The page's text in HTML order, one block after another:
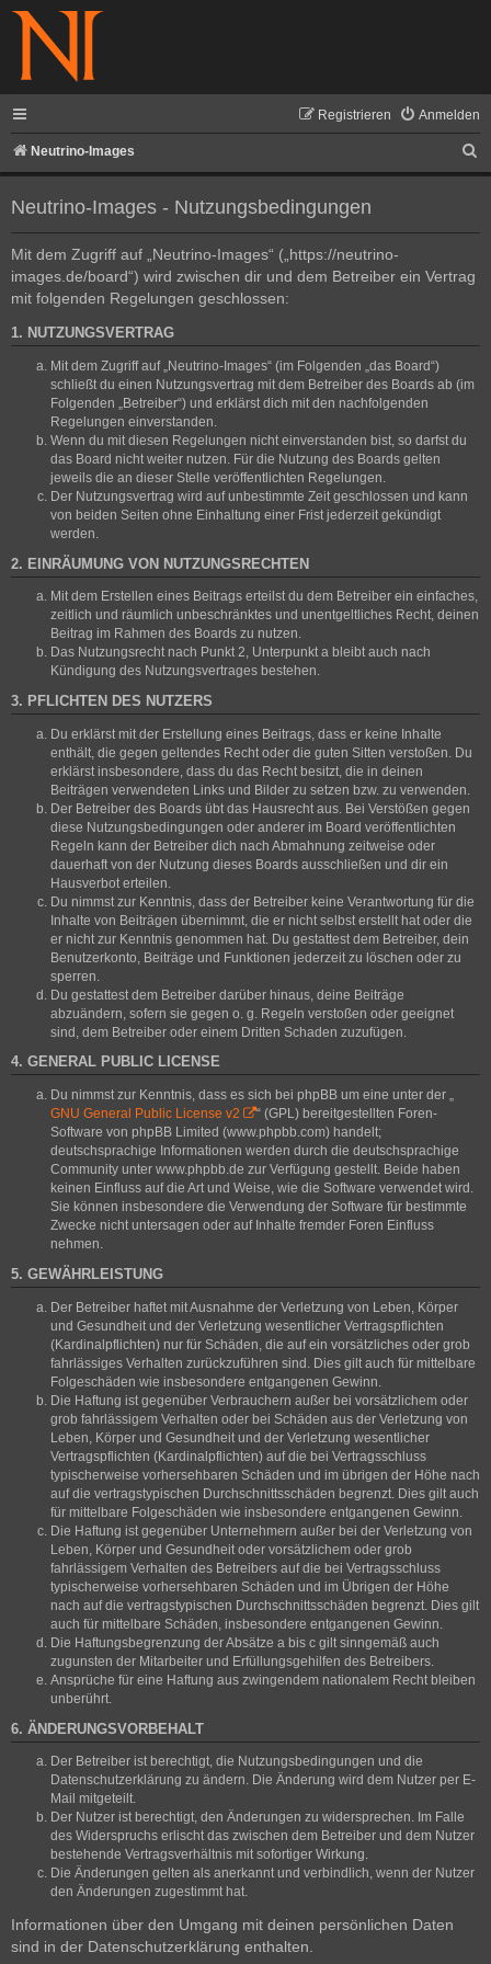
Anmelden
Registrieren
Neutrino-Images
u
Neutrino-Images - Nutzungsbedingungen
Mit dem Zugriff auf „Neutrino-Images“ („https://neutrino-
images.de/board“) wird zwischen dir und dem Betreiber ein Vertrag
mit folgenden Regelungen geschlossen:
1. NUTZUNGSVERTRAG
Mit dem Zugriff auf „Neutrino-Images“ (im Folgenden „das Board“)
schließt du einen Nutzungsvertrag mit dem Betreiber des Boards ab (im
Folgenden „Betreiber“) und erklärst dich mit den nachfolgenden
Regelungen einverstanden.
Wenn du mit diesen Regelungen nicht einverstanden bist, so darfst du
das Board nicht weiter nutzen. Für die Nutzung des Boards gelten
jeweils die an dieser Stelle veröffentlichten Regelungen.
Der Nutzungsvertrag wird auf unbestimmte Zeit geschlossen und kann
von beiden Seiten ohne Einhaltung einer Frist jederzeit gekündigt
werden.
2. EINRÄUMUNG VON NUTZUNGSRECHTEN
Mit dem Erstellen eines Beitrags erteilst du dem Betreiber ein einfaches,
zeitlich und räumlich unbeschränktes und unentgeltliches Recht, deinen
Beitrag im Rahmen des Boards zu nutzen.
Das Nutzungsrecht nach Punkt 2, Unterpunkt a bleibt auch nach
Kündigung des Nutzungsvertrages bestehen.
3. PFLICHTEN DES NUTZERS
Du erklärst mit der Erstellung eines Beitrags, dass er keine Inhalte
enthält, die gegen geltendes Recht oder die guten Sitten verstoßen. Du
erklärst insbesondere, dass du das Recht besitzt, die in deinen
Beiträgen verwendeten Links und Bilder zu setzen bzw. zu verwenden.
Der Betreiber des Boards übt das Hausrecht aus. Bei Verstößen gegen
diese Nutzungsbedingungen oder anderer im Board veröffentlichten
Regeln kann der Betreiber dich nach Abmahnung zeitweise oder
dauerhaft von der Nutzung dieses Boards ausschließen und dir ein
Hausverbot erteilen.
Du nimmst zur Kenntnis, dass der Betreiber keine Verantwortung für die
Inhalte von Beiträgen übernimmt, die er nicht selbst erstellt hat oder die
er nicht zur Kenntnis genommen hat. Du gestattest dem Betreiber, dein
Benutzerkonto, Beiträge und Funktionen jederzeit zu löschen oder zu
sperren.
Du gestattest dem Betreiber darüber hinaus, deine Beiträge
abzuändern, sofern sie gegen o. g. Regeln verstoßen oder geeignet
sind, dem Betreiber oder einem Dritten Schaden zuzufügen.
4. GENERAL PUBLIC LICENSE
Du nimmst zur Kenntnis, dass es sich bei phpBB um eine unter der „
GNU General Public License v2
“ (GPL) bereitgestellten Foren-
Software von phpBB Limited (www.phpbb.com) handelt;
deutschsprachige Informationen werden durch die deutschsprachige
Community unter www.phpbb.de zur Verfügung gestellt. Beide haben
keinen Einfluss auf die Art und Weise, wie die Software verwendet wird.
Sie können insbesondere die Verwendung der Software für bestimmte
Zwecke nicht untersagen oder auf Inhalte fremder Foren Einfluss
nehmen.
5. GEWÄHRLEISTUNG
Der Betreiber haftet mit Ausnahme der Verletzung von Leben, Körper
und Gesundheit und der Verletzung wesentlicher Vertragspflichten
(Kardinalpflichten) nur für Schäden, die auf ein vorsätzliches oder grob
fahrlässiges Verhalten zurückzuführen sind. Dies gilt auch für mittelbare
Folgeschäden wie insbesondere entgangenen Gewinn.
Die Haftung ist gegenüber Verbrauchern außer bei vorsätzlichem oder
grob fahrlässigem Verhalten oder bei Schäden aus der Verletzung von
Leben, Körper und Gesundheit und der Verletzung wesentlicher
Vertragspflichten (Kardinalpflichten) auf die bei Vertragsschluss
typischerweise vorhersehbaren Schäden und im übrigen der Höhe nach
auf die vertragstypischen Durchschnittsschäden begrenzt. Dies gilt auch
für mittelbare Folgeschäden wie insbesondere entgangenen Gewinn.
Die Haftung ist gegenüber Unternehmern außer bei der Verletzung von
Leben, Körper und Gesundheit oder vorsätzlichem oder grob
fahrlässigem Verhalten des Betreibers auf die bei Vertragsschluss
typischerweise vorhersehbaren Schäden und im Übrigen der Höhe
nach auf die vertragstypischen Durchschnittsschäden begrenzt. Dies gilt
auch für mittelbare Schäden, insbesondere entgangenen Gewinn.
Die Haftungsbegrenzung der Absätze a bis c gilt sinngemäß auch
zugunsten der Mitarbeiter und Erfüllungsgehilfen des Betreibers.
Ansprüche für eine Haftung aus zwingendem nationalem Recht bleiben
unberührt.
6. ÄNDERUNGSVORBEHALT
Der Betreiber ist berechtigt, die Nutzungsbedingungen und die
Datenschutzerklärung zu ändern. Die Änderung wird dem Nutzer per E-
Mail mitgeteilt.
Der Nutzer ist berechtigt, den Änderungen zu widersprechen. Im Falle
des Widerspruchs erlischt das zwischen dem Betreiber und dem Nutzer
bestehende Vertragsverhältnis mit sofortiger Wirkung.
Die Änderungen gelten als anerkannt und verbindlich, wenn der Nutzer
den Änderungen zugestimmt hat.
Informationen über den Umgang mit deinen persönlichen Daten
sind in der Datenschutzerklärung enthalten.